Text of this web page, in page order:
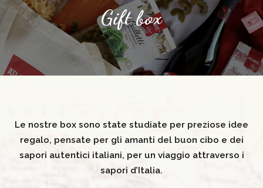
Gift box
Le nostre box sono state studiate per preziose idee
regalo, pensate per gli amanti del buon cibo e dei
sapori autentici italiani, per un viaggio attraverso i
sapori d’Italia.